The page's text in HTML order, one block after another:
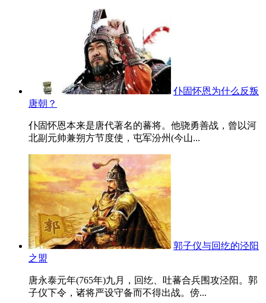
仆固怀恩为什么反叛
唐朝？
仆固怀恩本来是唐代著名的蕃将。他骁勇善战，曾以河
北副元帅兼朔方节度使，屯军汾州(今山...
郭子仪与回纥的泾阳
之盟
唐永泰元年(765年)九月，回纥、吐蕃合兵围攻泾阳。郭
子仪下令，诸将严设守备而不得出战。傍...